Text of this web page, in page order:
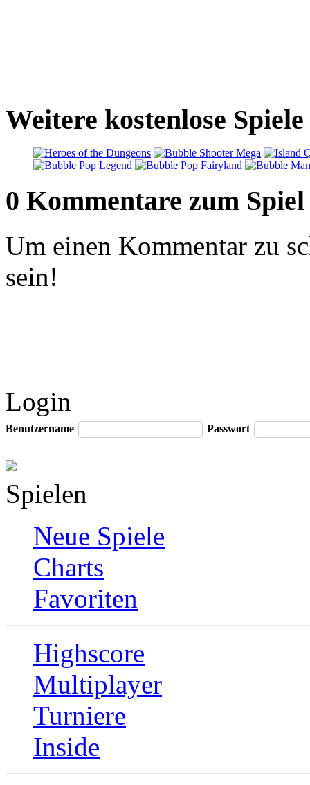
Weitere kostenlose
0 Kommentare zum Spiel
Um einen Kommentar zu
sein!
Login
Benutzername Passwort
Spielen
Neue Spiele
Charts
Favoriten
Highscore
Multiplayer
Turniere
Inside